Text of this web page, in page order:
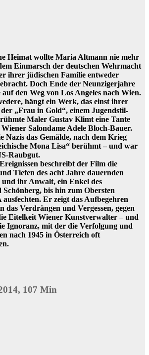
Heimat wollte Maria Altmann nie mehr
Einmarsch der deutschen Wehrmacht
ihrer jüdischen Familie entweder
Doch Ende der Neunzigerjahre
den Weg von Los Angeles nach Wien.
hängt ein Werk, das einst ihrer
„Frau in Gold“, einem Jugendstil-
Maler Gustav Klimt eine Tante
Salondame Adele Bloch-Bauer.
Nazis das Gemälde, nach dem Krieg
Mona Lisa“ berühmt – und war
Raubgut.
beschreibt der Film die
Tiefen des acht Jahre dauernden
ihr Anwalt, ein Enkel des
bis hin zum Obersten
Er zeigt das Aufbegehren
das Verdrängen und Vergessen, gegen
Eitelkeit Wiener Kunstverwalter – und
Ignoranz, mit der die Verfolgung und
nach 1945 in Österreich oft
107 Min